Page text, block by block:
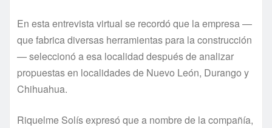
En esta entrevista virtual se recordó que la empresa —
que fabrica diversas herramientas para la construcción
— seleccionó a esa localidad después de analizar
propuestas en localidades de Nuevo León, Durango y
Chihuahua.
Riquelme Solís expresó que a nombre de la compañía,